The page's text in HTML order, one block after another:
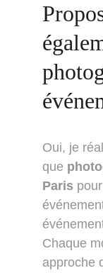
Oui, je
que
Paris
Chaque
approche